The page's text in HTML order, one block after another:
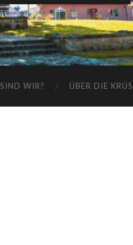
WIR? ÜBER DIE